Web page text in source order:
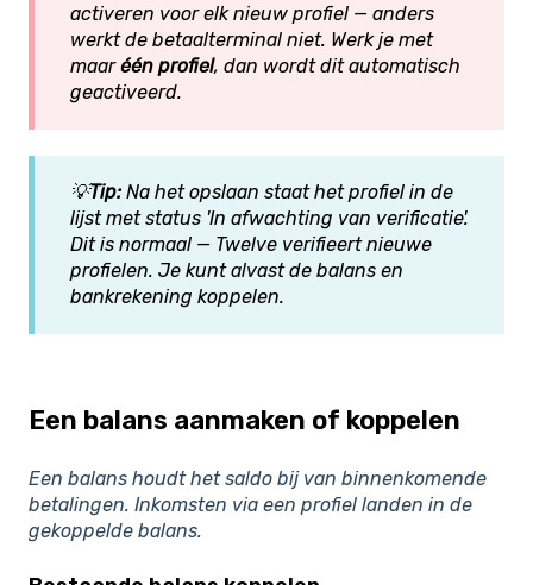
activeren voor elk nieuw profiel — anders
werkt de betaalterminal niet. Werk je met
maaréén profiel, dan wordt dit automatisch
geactiveerd.
💡Tip: Na het opslaan staat het profiel in de
lijst met status 'In afwachting van verificatie'.
Dit is normaal — Twelve verifieert nieuwe
profielen. Je kunt alvast de balans en
bankrekening koppelen.
Een balans aanmaken of koppelen
Een balans houdt het saldo bij van binnenkomende
betalingen. Inkomsten via een profiel landen in de
gekoppelde balans.